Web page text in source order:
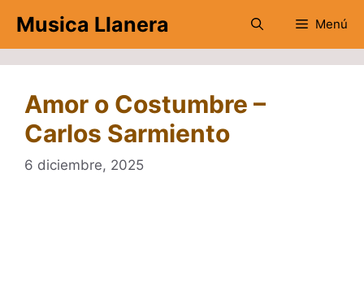
contenido
Musica Llanera Menú
Amor o Costumbre –
Carlos Sarmiento
6 diciembre, 2025